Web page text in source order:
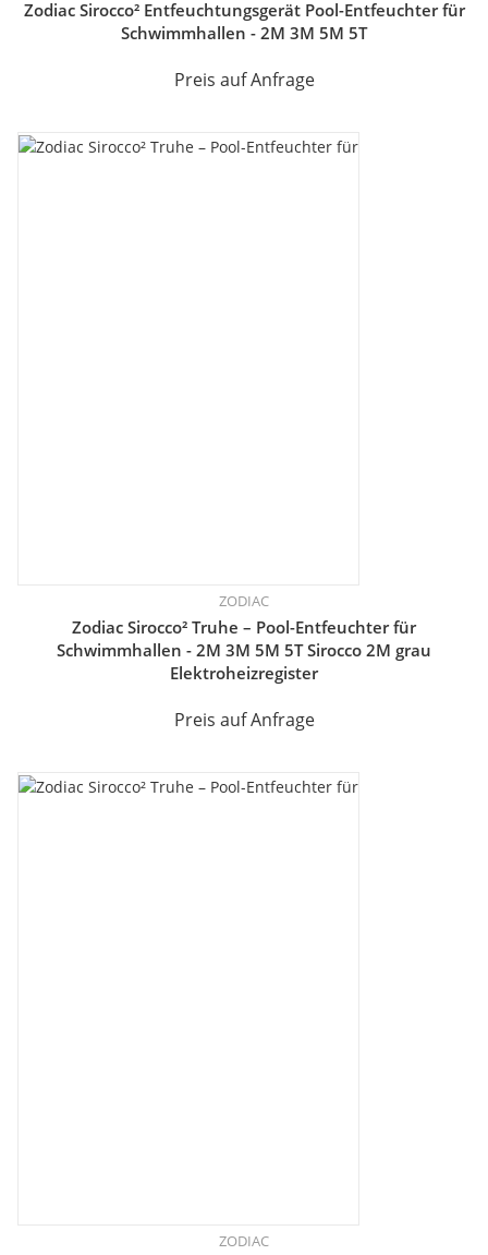
Zodiac Sirocco² Entfeuchtungsgerät Pool-Entfeuchter für
Schwimmhallen - 2M 3M 5M 5T
Preis auf Anfrage
ZODIAC
Zodiac Sirocco² Truhe – Pool-Entfeuchter für
Schwimmhallen - 2M 3M 5M 5T Sirocco 2M grau
Elektroheizregister
Preis auf Anfrage
ZODIAC